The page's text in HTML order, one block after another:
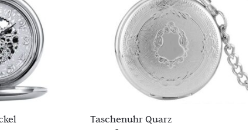
Taschenuhr Quarz